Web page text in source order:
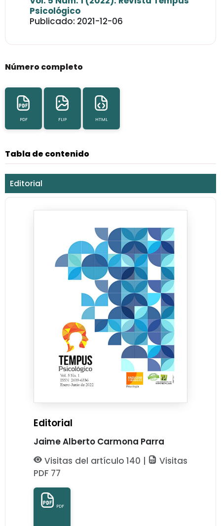
Psicológico
Publicado: 2021-12-06
Número completo
PDF FLIP HTML
Tabla de contenido
Editorial
Editorial
Jaime Alberto Carmona Parra
Visitas del artículo 140 |
Visitas
PDF 77
PDF